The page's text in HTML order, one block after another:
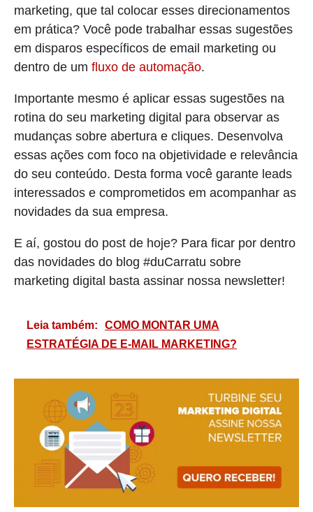
marketing, que tal colocar esses direcionamentos
em prática? Você pode trabalhar essas sugestões
em disparos específicos de email marketing ou
dentro de um fluxo de automação.
Importante mesmo é aplicar essas sugestões na
rotina do seu marketing digital para observar as
mudanças sobre abertura e cliques. Desenvolva
essas ações com foco na objetividade e relevância
do seu conteúdo. Desta forma você garante leads
interessados e comprometidos em acompanhar as
novidades da sua empresa.
E aí, gostou do post de hoje? Para ficar por dentro
das novidades do blog #duCarratu sobre
marketing digital basta assinar nossa newsletter!
Leia também:
COMO MONTAR UMA
ESTRATÉGIA DE E-MAIL MARKETING?